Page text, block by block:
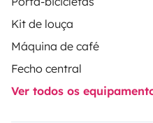
Kit de louça
Máquina de café
Fecho central
Ver todos os